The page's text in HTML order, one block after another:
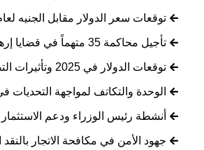
توقعات سعر الدولار مقابل الجنيه لعام
تأجيل محاكمة 35 متهماً في قضايا إرهاب
توقعات الدولار في 2025 وتأثيرات التضخم
الوحدة والتكاتف لمواجهة التحديات
أنشطة رئيس الوزراء ودعم
جهود الأمن في مكافحة الاتجار بالنقد